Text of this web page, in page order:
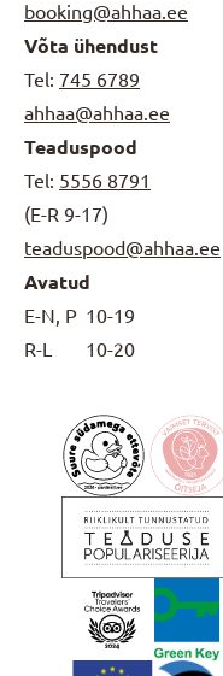
booking@ahhaa.ee
Võta ühendust
Tel: 745 6789
ahhaa@ahhaa.ee
Teaduspood
Tel: 5556 8791
(E-R 9-17)
teaduspood@ahhaa.ee
Avatud
E-N, P 10-19
R-L
10-20